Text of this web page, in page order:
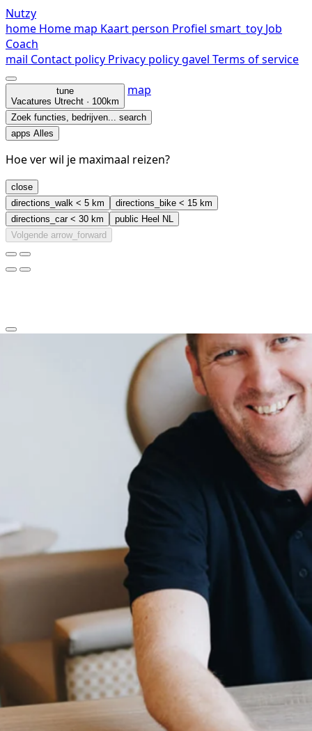
Nutzy
home Home map Kaart person Profiel smart_toy Job
Coach
mail Contact policy Privacy policygavel Terms of service
tune
Vacatures Utrecht · 100km
map
Zoek functies, bedrijven... search
apps Alles
Hoe ver wil je maximaal reizen?
close
directions_walk < 5 km directions_bike < 15 km
directions_car< 30 km public Heel NL
Volgende arrow_forward